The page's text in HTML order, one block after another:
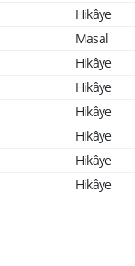
Hikâye
Masal
Hikâye
Hikâye
Hikâye
Hikâye
Hikâye
Hikâye